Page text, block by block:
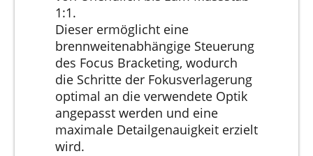
1:1.
Dieser ermöglicht eine
brennweitenabhängige Steuerung
des Focus Bracketing, wodurch
die Schritte der Fokusverlagerung
optimal an die verwendete Optik
angepasst werden und eine
maximale Detailgenauigkeit erzielt
wird.